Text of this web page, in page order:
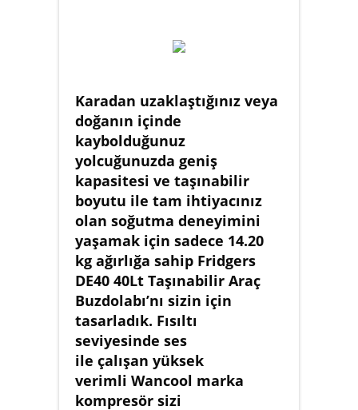
Karadan uzaklaştığınız veya
doğanın içinde
kaybolduğunuz
yolcuğunuzda geniş
kapasitesi ve taşınabilir
boyutu ile tam ihtiyacınız
olan soğutma deneyimini
yaşamak için sadece 14.20
kg ağırlığa sahip Fridgers
DE40 40Lt Taşınabilir Araç
Buzdolabı’nı sizin için
tasarladık. Fısıltı
seviyesinde ses
ile çalışan yüksek
verimli Wancool marka
kompresör sizi